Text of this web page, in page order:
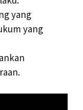
yang
yang